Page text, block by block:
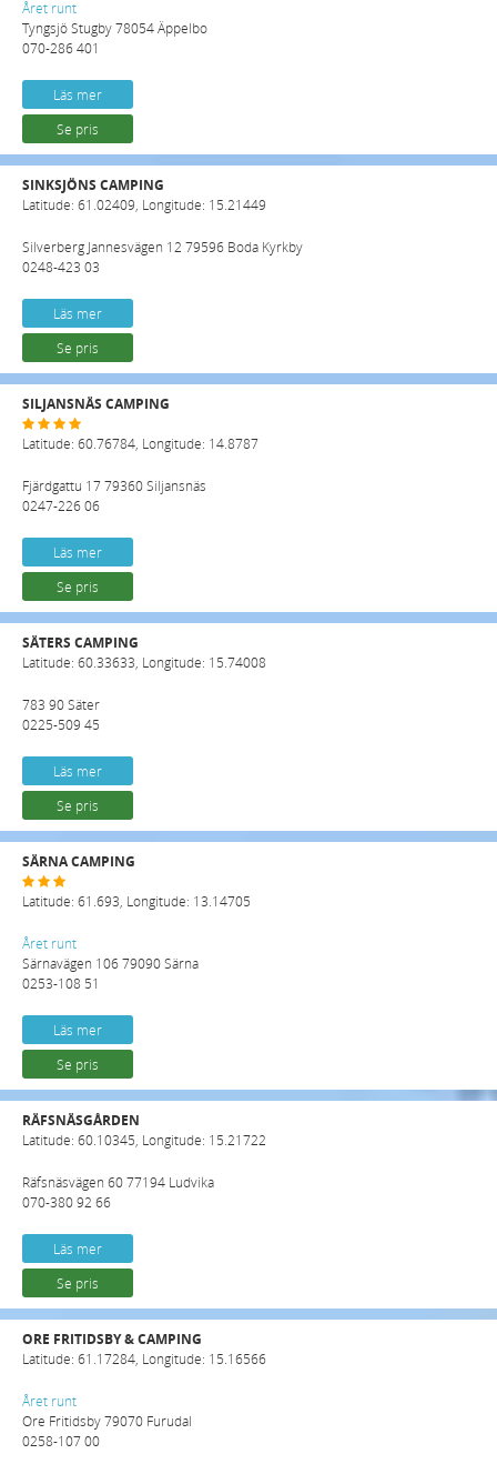
Året runt
Tyngsjö Stugby 78054 Äppelbo
070-286 401
Läs mer
Se pris
SINKSJÖNS CAMPING
Latitude: 61.02409, Longitude: 15.21449
Silverberg Jannesvägen 12 79596 Boda Kyrkby
0248-423 03
Läs mer
Se pris
SILJANSNÄS CAMPING
Latitude: 60.76784, Longitude: 14.8787
Fjärdgattu 17 79360 Siljansnäs
0247-226 06
Läs mer
Se pris
SÄTERS CAMPING
Latitude: 60.33633, Longitude: 15.74008
783 90 Säter
0225-509 45
Läs mer
Se pris
SÄRNA CAMPING
Latitude: 61.693, Longitude: 13.14705
Året runt
Särnavägen 106 79090 Särna
0253-108 51
Läs mer
Se pris
RÄFSNÄSGÅRDEN
Latitude: 60.10345, Longitude: 15.21722
Räfsnäsvägen 60 77194 Ludvika
070-380 92 66
Läs mer
Se pris
ORE FRITIDSBY & CAMPING
Latitude: 61.17284, Longitude: 15.16566
Året runt
Ore Fritidsby 79070 Furudal
0258-107 00